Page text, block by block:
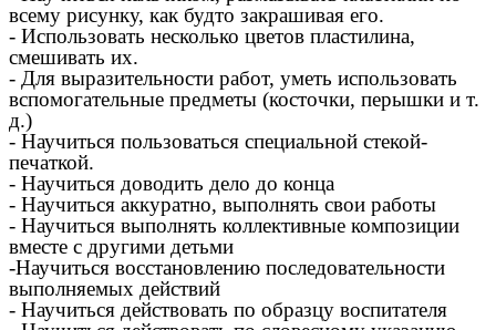
всему рисунку, как будто закрашивая его.
- Использовать несколько цветов пластилина,
смешивать их.
- Для выразительности работ, уметь использовать
вспомогательные предметы (косточки, перышки и т.
д.)
- Научиться пользоваться специальной стекой-
печаткой.
- Научиться доводить дело до конца
- Научиться аккуратно, выполнять свои работы
- Научиться выполнять коллективные композиции
вместе с другими детьми
-Научиться восстановлению последовательности
выполняемых действий
- Научиться действовать по образцу воспитателя